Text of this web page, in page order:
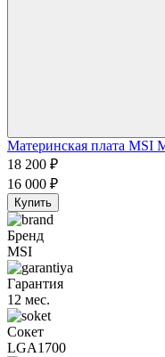
Материнская плата
18 200 ₽
16 000 ₽
Купить
Бренд
MSI
Гарантия
12 мес.
Сокет
LGA1700